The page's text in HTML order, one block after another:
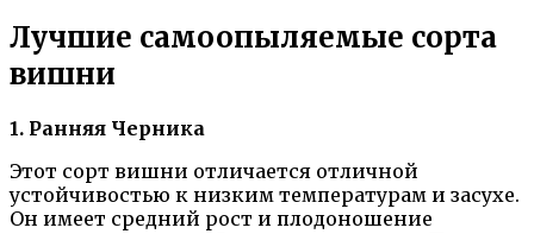
Лучшие самоопыляемые сорта
вишни
1. Ранняя Черника
Этот сорт вишни отличается отличной
устойчивостью к низким температурам и засухе.
Он имеет средний рост и плодоношение